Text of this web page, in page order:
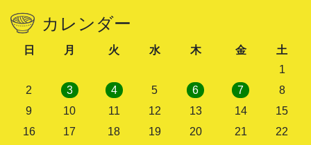
カレンダー
日 月 火 水 木 金
土
1
2
3 4 5 6 7
8
9
10 11 12 13 14
15
16
17 18 19 20 21
22